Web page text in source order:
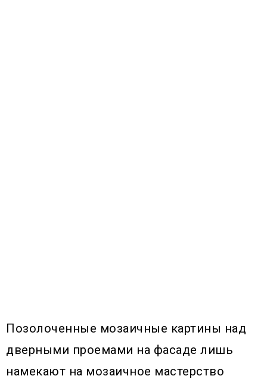
Позолоченные мозаичные картины над
дверными проемами на фасаде лишь
намекают на мозаичное мастерство